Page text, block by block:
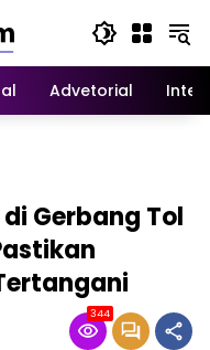
Advetorial
Gerbang Tol
344